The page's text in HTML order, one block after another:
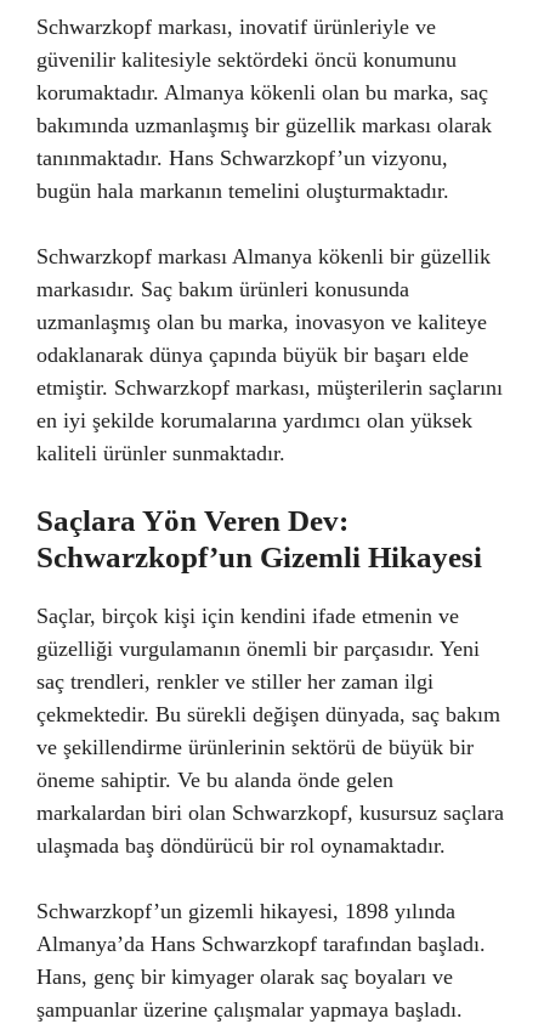
Schwarzkopf markası, inovatif ürünleriyle ve
güvenilir kalitesiyle sektördeki öncü konumunu
korumaktadır. Almanya kökenli olan bu marka, saç
bakımında uzmanlaşmış bir güzellik markası olarak
tanınmaktadır. Hans Schwarzkopf’un vizyonu,
bugün hala markanın temelini oluşturmaktadır.
Schwarzkopf markası Almanya kökenli bir güzellik
markasıdır. Saç bakım ürünleri konusunda
uzmanlaşmış olan bu marka, inovasyon ve kaliteye
odaklanarak dünya çapında büyük bir başarı elde
etmiştir. Schwarzkopf markası, müşterilerin saçlarını
en iyi şekilde korumalarına yardımcı olan yüksek
kaliteli ürünler sunmaktadır.
Saçlara Yön Veren Dev:
Schwarzkopf’un Gizemli Hikayesi
Saçlar, birçok kişi için kendini ifade etmenin ve
güzelliği vurgulamanın önemli bir parçasıdır. Yeni
saç trendleri, renkler ve stiller her zaman ilgi
çekmektedir. Bu sürekli değişen dünyada, saç bakım
ve şekillendirme ürünlerinin sektörü de büyük bir
öneme sahiptir. Ve bu alanda önde gelen
markalardan biri olan Schwarzkopf, kusursuz saçlara
ulaşmada baş döndürücü bir rol oynamaktadır.
Schwarzkopf’un gizemli hikayesi, 1898 yılında
Almanya’da Hans Schwarzkopf tarafından başladı.
Hans, genç bir kimyager olarak saç boyaları ve
şampuanlar üzerine çalışmalar yapmaya başladı.